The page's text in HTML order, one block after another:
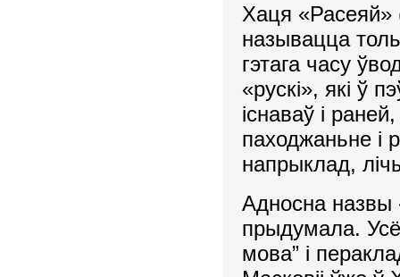
Хаця «Расеяй»
называцца
гэтага часу
«рускі», які ў
існаваў і
паходжаньне і
напрыклад,
Адносна назвы
прыдумала. Усё
мова” і